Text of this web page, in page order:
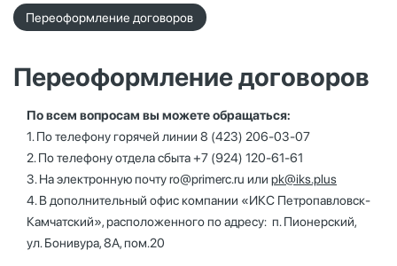
Переоформление договоров
Переоформление договоров
По всем вопросам вы можете обращаться:
1. По телефону горячей линии 8 (423) 206-03-07
2. По телефону отдела сбыта +7 (924) 120-61-61
3. На электронную почтуro@primerc.ru или pk@iks.plus
4. В дополнительный офис компании «ИКС Петропавловск-
Камчатский», расположенного по адресу: п. Пионерский,
ул. Бонивура, 8А, пом.20